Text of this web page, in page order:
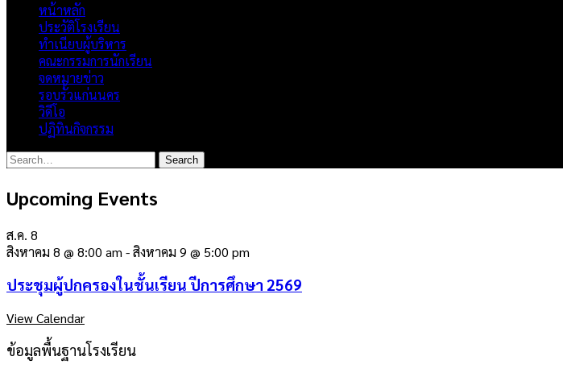
หน้าหลัก
ประวัติโรงเรียน
ทำเนียบผู้บริหาร
คณะกรรมการนักเรียน
จดหมายข่าว
รอบรั้วแก่นนคร
วิดีโอ
ปฏิทินกิจกรรม
Upcoming Events
ส.ค. 8
สิงหาคม 8 @ 8:00 am -สิงหาคม 9 @ 5:00 pm
ประชุมผู้ปกครองในชั้นเรียน ปีการศึกษา 2569
View Calendar
ข้อมูลพื้นฐานโรงเรียน